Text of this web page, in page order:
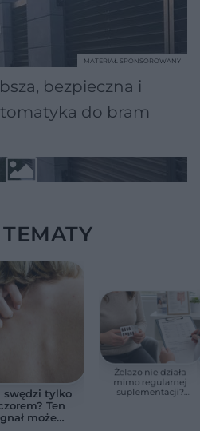
bezpieczna i
do bram
MATERIAŁ SPONSOROWANY
swędzi tylko
Ten
może
Żelazo nie działa
mimo regularnej
suplementacji?